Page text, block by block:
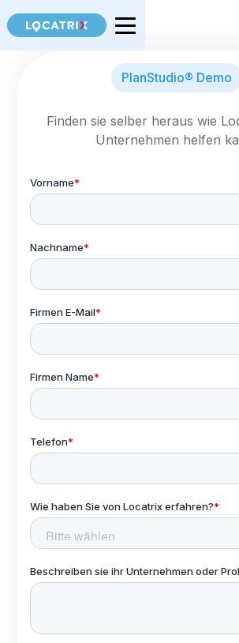
PlanStudio® Demo
Finden sie selber heraus wie
Unternehmen helfen